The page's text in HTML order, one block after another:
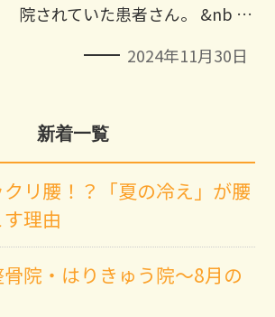
院されていた患者さん。 &nb …
2024年11月30日
新着一覧
リ腰！？「夏の冷え」が腰
理由
院・はりきゅう院～8月の